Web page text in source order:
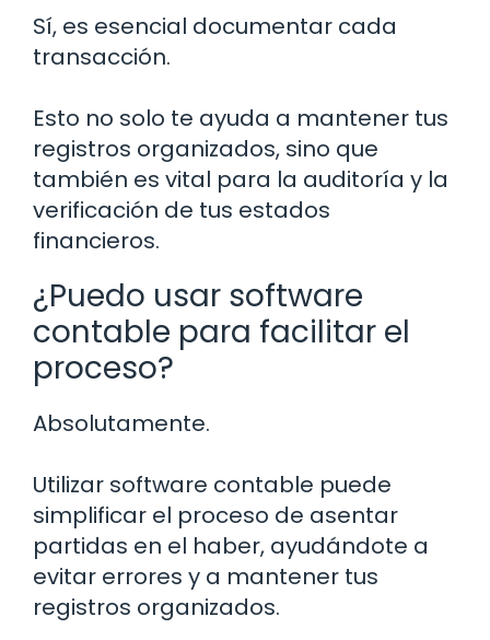
Sí, es esencial documentar cada
transacción.
Esto no solo te ayuda a mantener tus
registros organizados, sino que
también es vital para la auditoría y la
verificación de tus estados
financieros.
¿Puedo usar software
contable para facilitar el
proceso?
Absolutamente.
Utilizar software contable puede
simplificar el proceso de asentar
partidas en el haber, ayudándote a
evitar errores y a mantener tus
registros organizados.